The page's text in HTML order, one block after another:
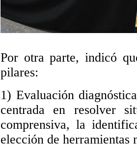
Por otra parte, indicó
pilares:
1) Evaluación
centrada en resolver
comprensiva, la
elección de herramientas